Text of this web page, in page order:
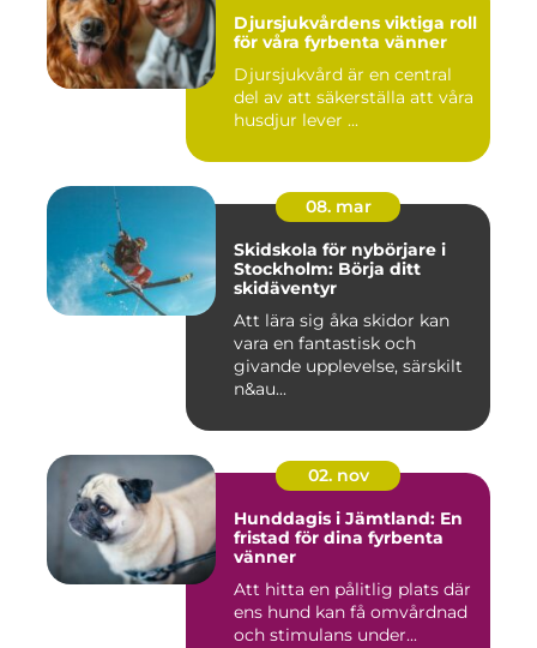
Djursjukvårdens viktiga roll
för våra fyrbenta vänner
Djursjukvård är en central
del av att säkerställa att våra
husdjur lever ...
08. mar
Skidskola för nybörjare i
Stockholm: Börja ditt
skidäventyr
Att lära sig åka skidor kan
vara en fantastisk och
givande upplevelse, särskilt
n&au...
02. nov
Hunddagis i Jämtland: En
fristad för dina fyrbenta
vänner
Att hitta en pålitlig plats där
ens hund kan få omvårdnad
och stimulans under...